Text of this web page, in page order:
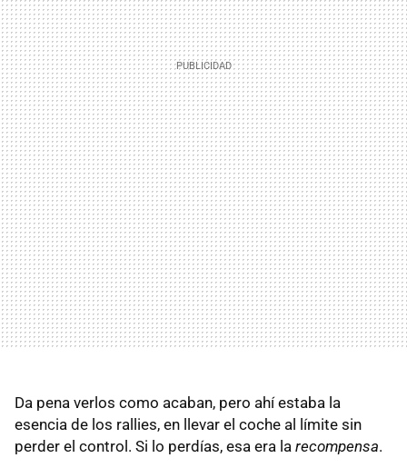
Da pena verlos como acaban, pero ahí estaba la
esencia de los rallies, en llevar el coche al límite sin
perder el control. Si lo perdías, esa era la recompensa.